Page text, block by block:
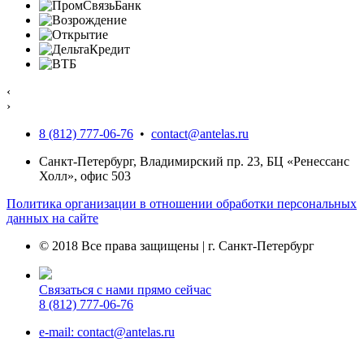
‹
›
8 (812) 777-06-76 • contact@antelas.ru
Санкт-Петербург, Владимирский пр. 23, БЦ «Ренессанс
Холл», офис 503
Политика организации в отношении обработки персональных
данных на сайте
© 2018 Все права защищены | г. Санкт-Петербург
Связаться с нами прямо сейчас
8 (812) 777-06-76
e-mail: contact@antelas.ru